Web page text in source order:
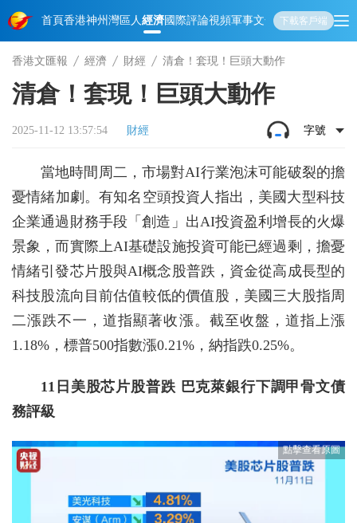
首頁香港神州 灣區人經濟國際評論視頻軍事文化 娛樂生活教育體
下載客戶端
香港文匯報 經濟 財經 清倉！套現！巨頭大動作
清倉！套現！巨頭大動作
2025-11-12 13:57:54 財經 字號
當地時間周二，市場對AI行業泡沫可能破裂的擔
憂情緒加劇。有知名空頭投資人指出，美國大型科技
企業通過財務手段「創造」出AI投資盈利增長的火爆
景象，而實際上AI基礎設施投資可能已經過剩，擔憂
情緒引發芯片股與AI概念股普跌，資金從高成長型的
科技股流向目前估值較低的價值股，美國三大股指周
二漲跌不一，道指顯著收漲。截至收盤，道指上漲
1.18%，標普500指數漲0.21%，納指跌0.25%。
11日美股芯片股普跌 巴克萊銀行下調甲骨文債
務評級